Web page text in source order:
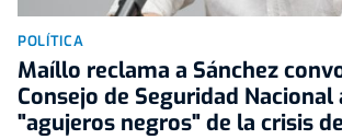
POLÍTICA
Maíllo reclama a Sánchez
Consejo de Seguridad
"agujeros negros" de la crisis